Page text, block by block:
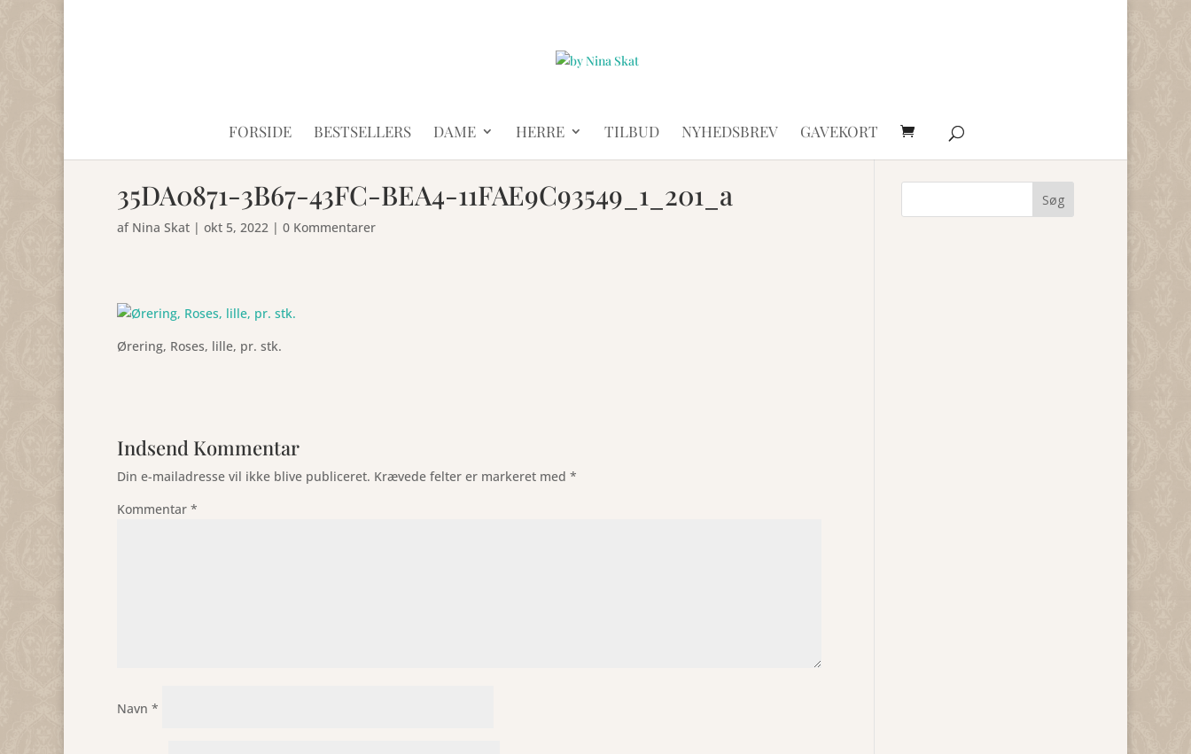
FORSIDE BESTSELLERS DAME HERRE TILBUD NYHEDSBREV GAVEKORT
35DA0871-3B67-43FC-BEA4-11FAE9C93549_1_201_a
af Nina Skat | okt 5, 2022 | 0 Kommentarer
Ørering, Roses, lille, pr. stk.
Indsend Kommentar
Din e-mailadresse vil ikke blive publiceret. Krævede felter er markeret med *
Kommentar *
Navn *